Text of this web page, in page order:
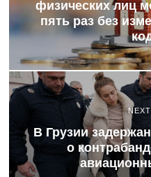
физических лиц
пять раз без
В Грузии
о